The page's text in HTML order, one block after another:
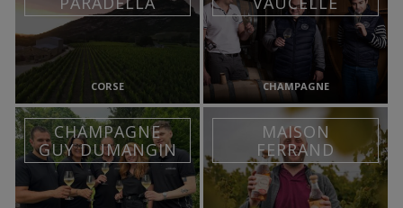
CORSE CHAMPAGNE
CHAMPAGNE
GUY DUMANGIN
MAISON
FERRAND